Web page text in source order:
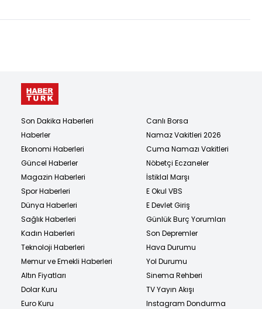
Son Dakika Haberleri
Haberler
Ekonomi Haberleri
Güncel Haberler
Magazin Haberleri
Spor Haberleri
Dünya Haberleri
Sağlık Haberleri
Kadın Haberleri
Teknoloji Haberleri
Memur ve Emekli Haberleri
Altın Fiyatları
Dolar Kuru
Euro Kuru
Canlı Borsa
Namaz Vakitleri 2026
Cuma Namazı Vakitleri
Nöbetçi Eczaneler
İstiklal Marşı
E Okul VBS
E Devlet Giriş
Günlük Burç Yorumları
Son Depremler
Hava Durumu
Yol Durumu
Sinema Rehberi
TV Yayın Akışı
Instagram Dondurma